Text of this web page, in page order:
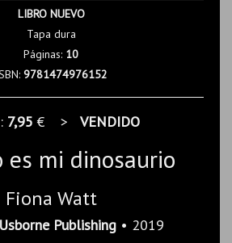
LIBRO NUEVO
Tapa dura
Páginas: 10
9781474976152
7,95 € > VENDIDO
es mi dinosaurio
Fiona Watt
Usborne Publishing • 2019